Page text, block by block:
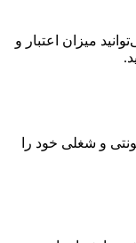
میزان اعتبار و
و شغلی خود را